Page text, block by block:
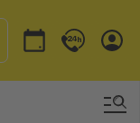
Termin buchen
Kontakt &